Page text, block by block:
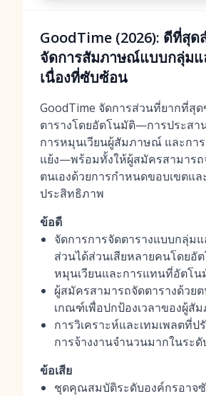
GoodTime (2026): ดีที่สุด
จัดการสัมภาษณ์แบบกลุ่ม
เนื่องที่ซับซ้อน
GoodTime จัดการส่วนที่ยากที่สุ
ตารางโดยอัตโนมัติ—การประสา
การหมุนเวียนผู้สัมภาษณ์ และกา
แย้ง—พร้อมทั้งให้ผู้สมัครสามารถ
ตนเองด้วยการกำหนดขอบเขตแล
ประสิทธิภาพ
ข้อดี
จัดการการจัดตารางแบบกลุ่ม
ส่วนได้ส่วนเสียหลายคนโดยอั
หมุนเวียนและการแทนที่อัตโน
ผู้สมัครสามารถจัดตารางด้วย
เกณฑ์เพื่อปกป้องเวลาของผู้สั
การวิเคราะห์และเทมเพลตที่ป
การจ้างงานจำนวนมากในระ
ข้อเสีย
ชุดคุณสมบัติระดับองค์กรอาจ